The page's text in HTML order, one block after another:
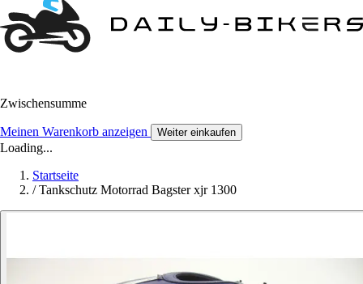
Zwischensumme
Meinen Warenkorb anzeigen Weiter einkaufen
Loading...
Startseite
/ Tankschutz Motorrad Bagster xjr 1300